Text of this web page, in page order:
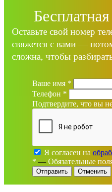
Оставьте свой номер
свяжется с вами —
сложна, чтобы
Ваше имя *
Телефон *
Подтвердите, что вы
Я согласен на
* — Обязательные
Отменить